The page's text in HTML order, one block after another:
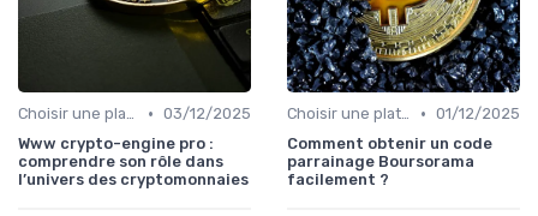
Choisir une plateforme d'échange • 03/12/2025
Www crypto-engine pro :
comprendre son rôle dans
l’univers des cryptomonnaies
Choisir une plateforme d'échange • 01/12/2025
Comment obtenir un code
parrainage Boursorama
facilement ?